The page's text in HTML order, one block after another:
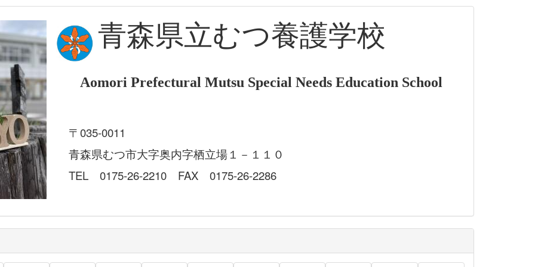
青森県立むつ養護学校
Aomori Prefectural Mutsu Special Needs Education School
〒035-0011
青森県むつ市大字奥内字栖立場１－１１０
TEL 0175-26-2210 FAX 0175-26-2286